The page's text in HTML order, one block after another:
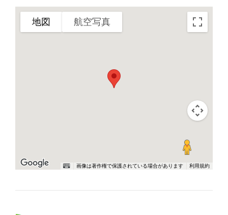
地図 航空写真
画像は著作権で保護されている場合があります 利用規約